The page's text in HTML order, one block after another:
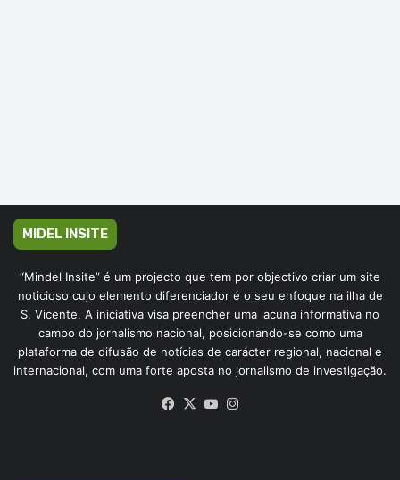
MIDEL INSITE
“Mindel Insite” é um projecto que tem por objectivo criar um site
noticioso cujo elemento diferenciador é o seu enfoque na ilha de
S. Vicente. A iniciativa visa preencher uma lacuna informativa no
campo do jornalismo nacional, posicionando-se como uma
plataforma de difusão de notícias de carácter regional, nacional e
internacional, com uma forte aposta no jornalismo de investigação.
Facebook
X YouTube